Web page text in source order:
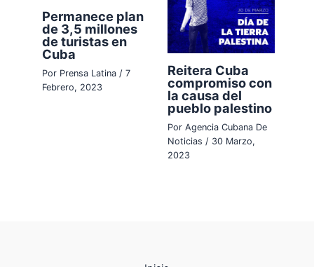
Permanece plan
de 3,5 millones
de turistas en
Cuba
Por Prensa Latina /7
Febrero, 2023
Reitera Cuba
compromiso con
la causa del
pueblo palestino
Por Agencia Cubana De
Noticias / 30 Marzo,
2023